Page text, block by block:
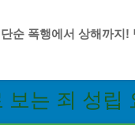
순 폭행에서 상해까지
보는 죄 성립